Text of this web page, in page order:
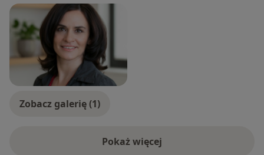
Zobacz galerię (1)
Pokaż więcejo doświadczeniu